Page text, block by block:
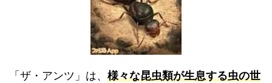
「ザ・アンツ」は、 様々な昆虫類が生息する虫の世